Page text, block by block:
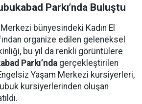
Parkı’nda Buluştu
bünyesindeki Kadın El
organize edilen geleneksel
bu yıl da renkli görüntülere
Parkı’nda gerçekleştirilen
Yaşam Merkezi kursiyerleri,
kursiyerlerinden oluşan